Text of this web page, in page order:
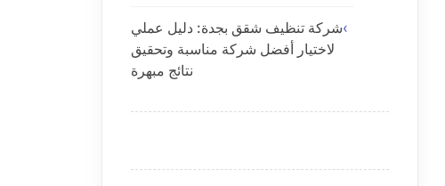
شركة تنظيف شقق بجدة: دليل عملي
لاختيار أفضل شركة مناسبة وتحقيق
نتائج مبهرة